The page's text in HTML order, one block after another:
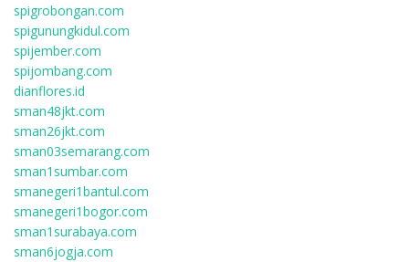
spigrobongan.com
spigunungkidul.com
spijember.com
spijombang.com
dianflores.id
sman48jkt.com
sman26jkt.com
sman03semarang.com
sman1sumbar.com
smanegeri1bantul.com
smanegeri1bogor.com
sman1surabaya.com
sman6jogja.com